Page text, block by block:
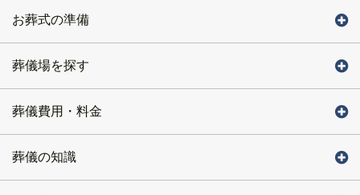
お葬式の準備
葬儀場を探す
葬儀費用・料金
葬儀の知識